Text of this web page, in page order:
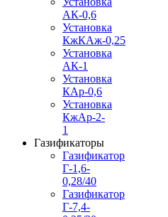
АК-0,6
Установка
КжКАж-0,25
Установка
АК-1
Установка
КАр-0,6
Установка
КжАр-2-
1
Газификаторы
Газификатор
Г-1,6-
0,28/40
Газификатор
Г-7,4-